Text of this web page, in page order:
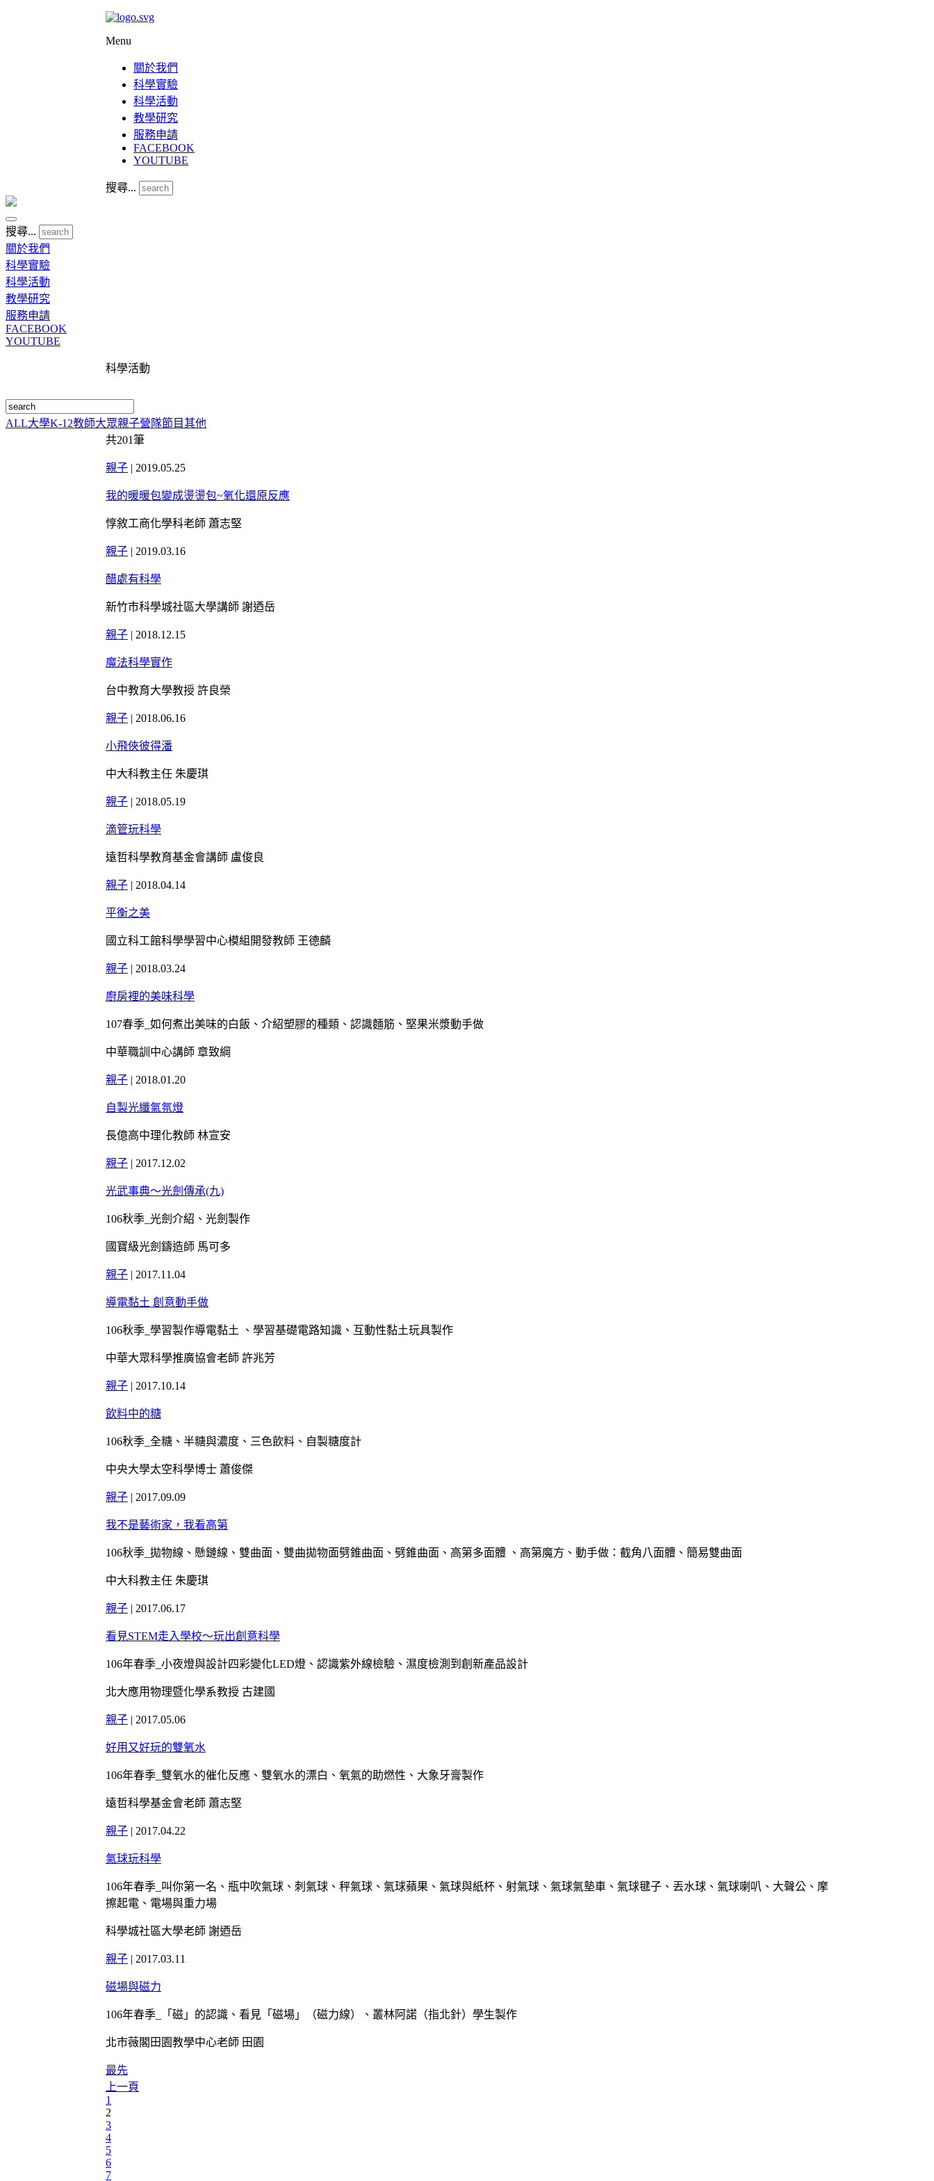
Menu
關於我們
科學實驗
科學活動
教學研究
服務申請
FACEBOOK
YOUTUBE
搜尋...
搜尋...
關於我們
科學實驗
科學活動
教學研究
服務申請
FACEBOOK
YOUTUBE
科學活動
ALL大學K-12教師大眾親子營隊節目其他
共201筆
親子 | 2019.05.25
我的暖暖包變成燙燙包~氧化還原反應
惇敘工商化學科老師 蕭志堅
親子 | 2019.03.16
醋處有科學
新竹市科學城社區大學講師 謝迺岳
親子 | 2018.12.15
魔法科學實作
台中教育大學教授 許良榮
親子 | 2018.06.16
小飛俠彼得潘
中大科教主任 朱慶琪
親子 | 2018.05.19
滴管玩科學
遠哲科學教育基金會講師 盧俊良
親子 | 2018.04.14
平衡之美
國立科工館科學學習中心模組開發教師 王德麟
親子 | 2018.03.24
廚房裡的美味科學
107春季_如何煮出美味的白飯、介紹塑膠的種類、認識麵筋、堅果米漿動手做
中華職訓中心講師 章致綱
親子 | 2018.01.20
自製光纖氣氛燈
長億高中理化教師 林宣安
親子 | 2017.12.02
光武事典～光劍傳承(九)
106秋季_光劍介紹、光劍製作
國寶級光劍鑄造師 馬可多
親子 | 2017.11.04
導電黏土 創意動手做
106秋季_學習製作導電黏土 、學習基礎電路知識、互動性黏土玩具製作
中華大眾科學推廣協會老師 許兆芳
親子 | 2017.10.14
飲料中的糖
106秋季_全糖、半糖與濃度、三色飲料、自製糖度計
中央大學太空科學博士 蕭俊傑
親子 | 2017.09.09
我不是藝術家，我看高第
106秋季_拋物線、懸鏈線、雙曲面、雙曲拋物面劈錐曲面、劈錐曲面、高第多面體 、高第魔方、動手做：截角八面體、簡易雙曲面
中大科教主任 朱慶琪
親子 | 2017.06.17
看見STEM走入學校～玩出創意科學
106年春季_小夜燈與設計四彩變化LED燈、認識紫外線檢驗、濕度檢測到創新產品設計
北大應用物理暨化學系教授 古建國
親子 | 2017.05.06
好用又好玩的雙氧水
106年春季_雙氧水的催化反應、雙氧水的漂白、氧氣的助燃性、大象牙膏製作
遠哲科學基金會老師 蕭志堅
親子 | 2017.04.22
氣球玩科學
106年春季_叫你第一名、瓶中吹氣球、刺氣球、秤氣球、氣球蘋果、氣球與紙杯、射氣球、氣球氣墊車、氣球毽子、丟水球、氣球喇叭、大聲公、摩
擦起電、電場與重力場
科學城社區大學老師 謝迺岳
親子 | 2017.03.11
磁場與磁力
106年春季_「磁」的認識、看見「磁場」（磁力線）、叢林阿諾（指北針）學生製作
北市薇閣田園教學中心老師 田園
最先
上一頁
1
2
3
4
5
6
7